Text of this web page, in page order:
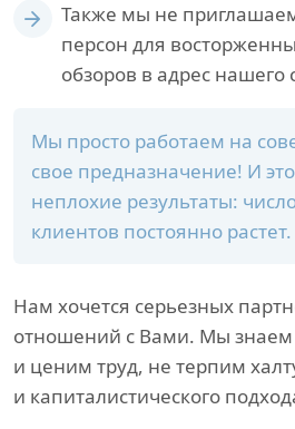
Также мы не
персон для
обзоров в адрес нашего
Мы просто работаем на
свое предназначение! И
неплохие результаты:
клиентов постоянно растет.
Нам хочется серьезных
отношений с Вами. Мы
и ценим труд, не терпим
и капиталистического